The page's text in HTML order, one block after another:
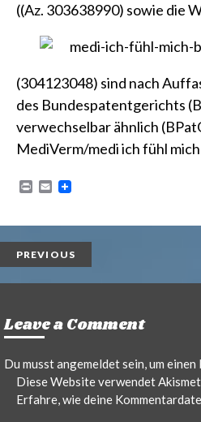
((Az. 303638990) sowie die
(304123048) sind nach
des Bundespatentgerichts
verwechselbar ähnlich (
MediVerm/medi ich fühl
P
n
t
E
i
l
PREVIOUS
Leave a Comment
Du musstangemeldetsein, um
Diese Website verwendet
Erfahre, wie deine